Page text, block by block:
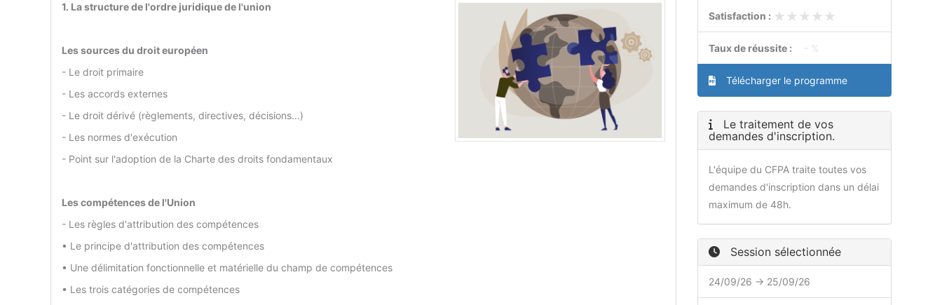
1. La structure de l'ordre juridique de l'union
Les sources du droit européen
- Le droit primaire
- Les accords externes
- Le droit dérivé (règlements, directives, décisions...)
- Les normes d'exécution
- Point sur l'adoption de la Charte des droits fondamentaux
Les compétences de l'Union
- Les règles d'attribution des compétences
• Le principe d'attribution des compétences
• Une délimitation fonctionnelle et matérielle du champ de compétences
• Les trois catégories de compétences
Satisfaction : ★★★★★
★★★★★
Taux de réussite : - %
Télécharger le programme
Le traitement de vos
demandes d'inscription.
L'équipe du CFPA traite toutes vos
demandes d'inscription dans un délai
maximum de 48h.
Session sélectionnée
24/09/26 → 25/09/26